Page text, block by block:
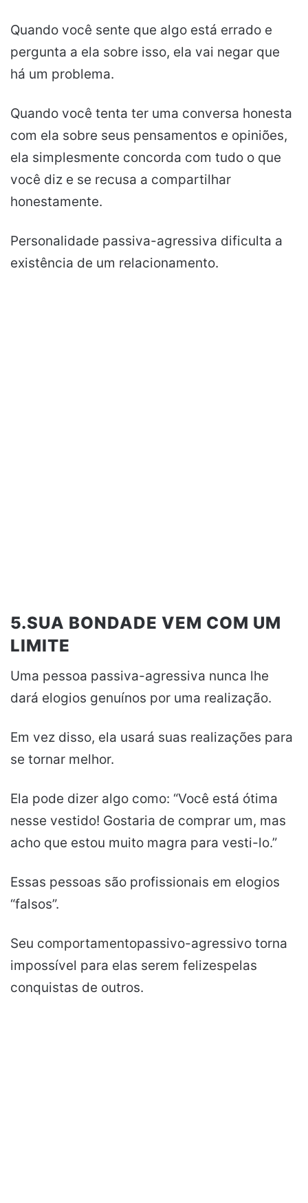
Quando você sente que algo está errado e
pergunta a ela sobre isso, ela vai negar que
há um problema.
Quando você tenta ter uma conversa honesta
com ela sobre seus pensamentos e opiniões,
ela simplesmente concorda com tudo o que
você diz e se recusa a compartilhar
honestamente.
Personalidade passiva-agressiva dificulta a
existência de um relacionamento.
5.SUA BONDADE VEM COM UM
LIMITE
Uma pessoa passiva-agressiva nunca lhe
dará elogios genuínos por uma realização.
Em vez disso, ela usará suas realizações para
se tornar melhor.
Ela pode dizer algo como: “Você está ótima
nesse vestido! Gostaria de comprar um, mas
acho que estou muito magra para vesti-lo.”
Essas pessoas são profissionais em elogios
“falsos”.
Seu comportamentopassivo-agressivo torna
impossível para elas serem felizespelas
conquistas de outros.